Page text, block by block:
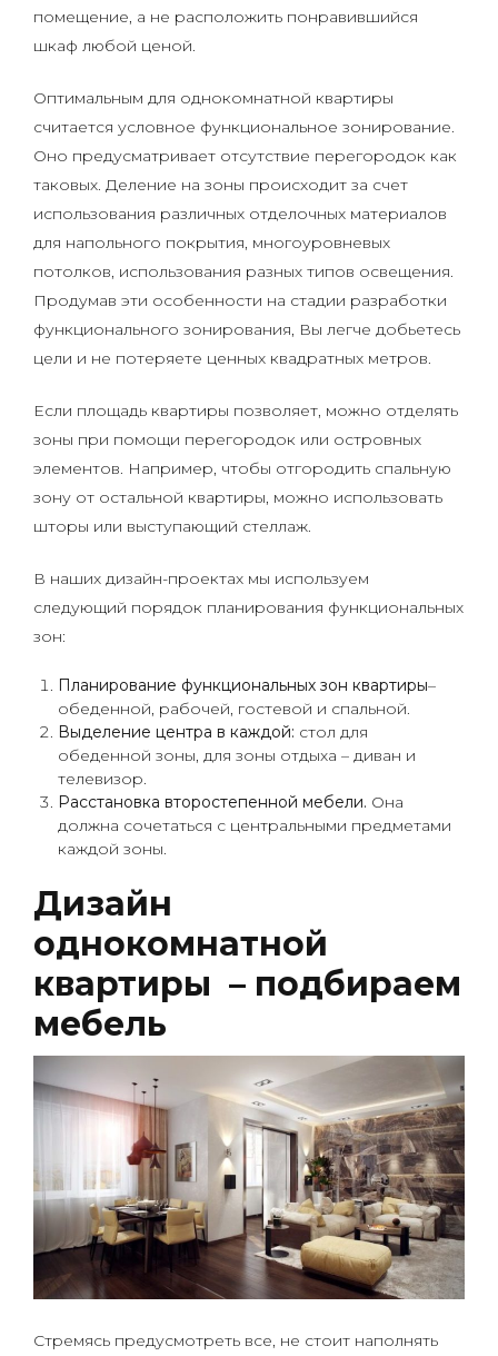
помещение, а не расположить понравившийся
шкаф любой ценой.
Оптимальным для однокомнатной квартиры
считается условное функциональное зонирование.
Оно предусматривает отсутствие перегородок как
таковых. Деление на зоны происходит за счет
использования различных отделочных материалов
для напольного покрытия, многоуровневых
потолков, использования разных типов освещения.
Продумав эти особенности на стадии разработки
функционального зонирования, Вы легче добьетесь
цели и не потеряете ценных квадратных метров.
Если площадь квартиры позволяет, можно отделять
зоны при помощи перегородок или островных
элементов. Например, чтобы отгородить спальную
зону от остальной квартиры, можно использовать
шторы или выступающий стеллаж.
В наших дизайн-проектах мы используем
следующий порядок планирования функциональных
зон:
Планирование функциональных зон квартиры–
обеденной, рабочей, гостевой и спальной.
Выделение центра в каждой: стол для
обеденной зоны, для зоны отдыха – диван и
телевизор.
Расстановка второстепенной мебели. Она
должна сочетаться с центральными предметами
каждой зоны.
Дизайн
однокомнатной
квартиры – подбираем
мебель
Стремясь предусмотреть все, не стоит наполнять